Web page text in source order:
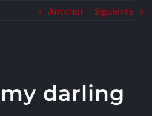
Anterior Siguiente
darling